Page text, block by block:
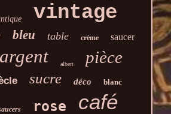
vintage
bleu table crème saucer
argent albert pièce
sucre déco blanc
rose café